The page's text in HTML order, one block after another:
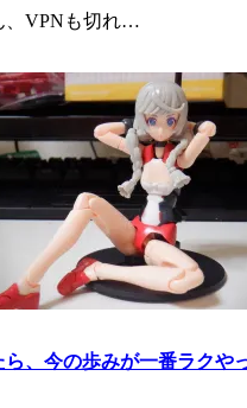
、VPNも切れ…
ら、今の歩みが一番ラクや